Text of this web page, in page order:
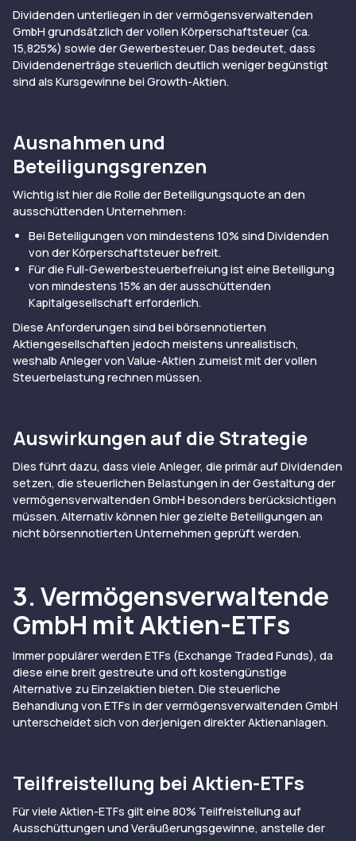
Dividenden unterliegen in der vermögensverwaltenden
GmbH grundsätzlich der vollen Körperschaftsteuer (ca.
15,825%) sowie der Gewerbesteuer. Das bedeutet, dass
Dividendenerträge steuerlich deutlich weniger begünstigt
sind als Kursgewinne bei Growth-Aktien.
Ausnahmen und
Beteiligungsgrenzen
Wichtig ist hier die Rolle der Beteiligungsquote an den
ausschüttenden Unternehmen:
Bei Beteiligungen von mindestens 10% sind Dividenden
von der Körperschaftsteuer befreit.
Für die Full-Gewerbesteuerbefreiung ist eine Beteiligung
von mindestens 15% an der ausschüttenden
Kapitalgesellschaft erforderlich.
Diese Anforderungen sind bei börsennotierten
Aktiengesellschaften jedoch meistens unrealistisch,
weshalb Anleger von Value-Aktien zumeist mit der vollen
Steuerbelastung rechnen müssen.
Auswirkungen auf die Strategie
Dies führt dazu, dass viele Anleger, die primär auf Dividenden
setzen, die steuerlichen Belastungen in der Gestaltung der
vermögensverwaltenden GmbH besonders berücksichtigen
müssen. Alternativ können hier gezielte Beteiligungen an
nicht börsennotierten Unternehmen geprüft werden.
3. Vermögensverwaltende
GmbH mit Aktien-ETFs
Immer populärer werden ETFs (Exchange Traded Funds), da
diese eine breit gestreute und oft kostengünstige
Alternative zu Einzelaktien bieten. Die steuerliche
Behandlung von ETFs in der vermögensverwaltenden GmbH
unterscheidet sich von derjenigen direkter Aktienanlagen.
Teilfreistellung bei Aktien-ETFs
Für viele Aktien-ETFs gilt eine 80% Teilfreistellung auf
Ausschüttungen und Veräußerungsgewinne, anstelle der